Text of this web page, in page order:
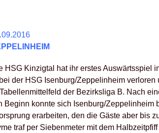
HSG Kinzigtal hat ihr erstes Auswärtsspiel
der HSG Isenburg/Zeppelinheim verloren
der Bezirksliga B. Nach
Beginn konnte sich Isenburg/Zeppelinheim
erarbeiten, den die Gäste aber bis
traf per Siebenmeter mit dem